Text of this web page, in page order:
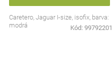
Caretero, Jaguar I-size, isofix, barva:
modrá
Kód: 99792201